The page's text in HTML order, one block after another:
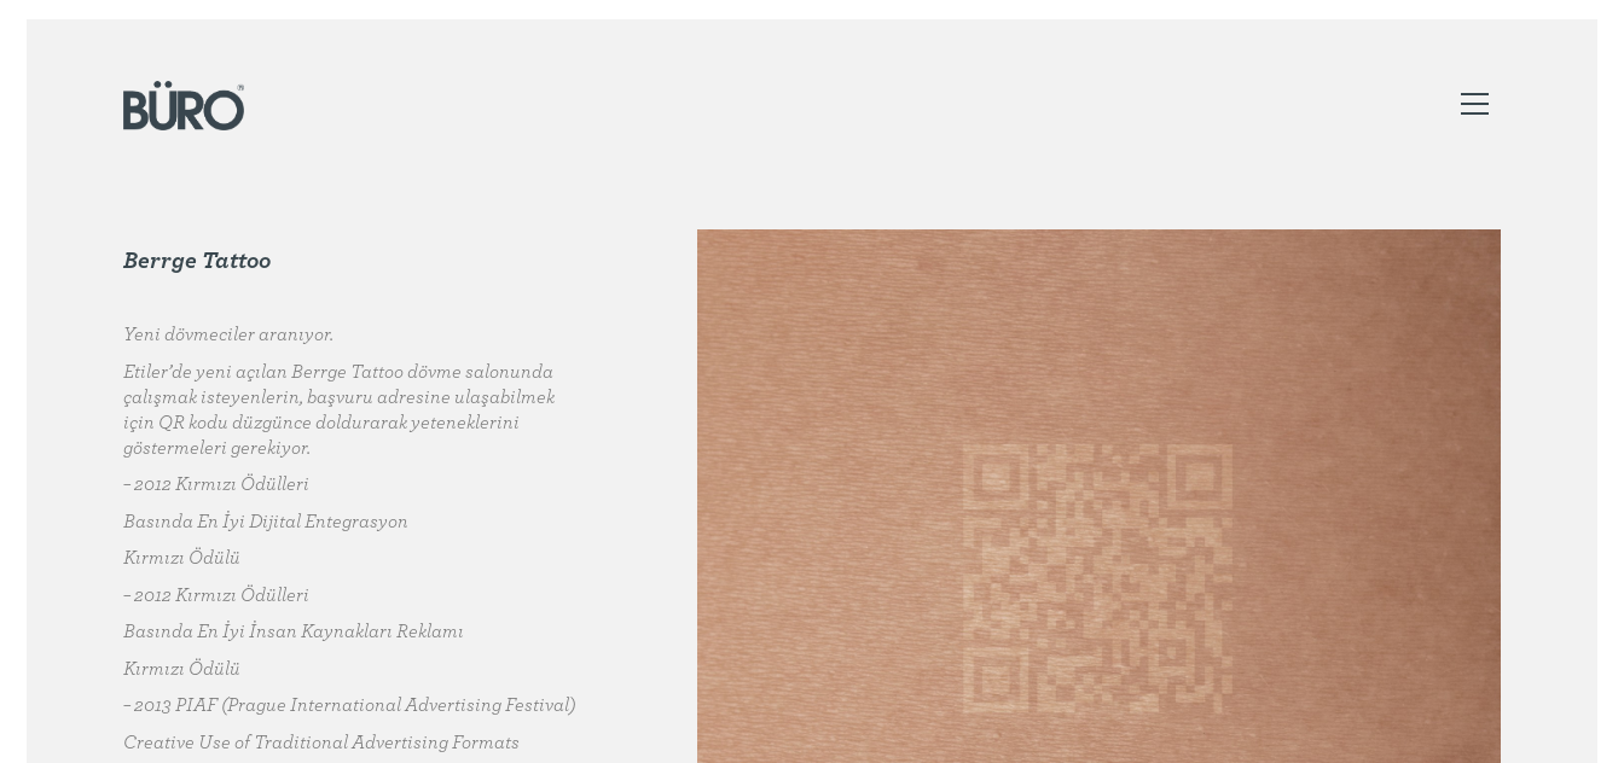
Berrge Tattoo
Yeni dövmeciler aranıyor.
Etiler’de yeni açılan Berrge Tattoo dövme salonunda
çalışmak isteyenlerin, başvuru adresine ulaşabilmek
için QR kodu düzgünce doldurarak yeteneklerini
göstermeleri gerekiyor.
– 2012 Kırmızı Ödülleri
Basında En İyi Dijital Entegrasyon
Kırmızı Ödülü
– 2012 Kırmızı Ödülleri
Basında En İyi İnsan Kaynakları Reklamı
Kırmızı Ödülü
– 2013 PIAF (Prague International Advertising Festival)
Creative Use of Traditional Advertising Formats